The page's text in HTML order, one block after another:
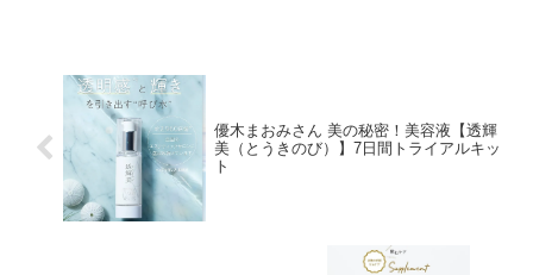
優木まおみさん 美の秘密！美容液【透輝
美（とうきのび）】7日間トライアルキッ
ト